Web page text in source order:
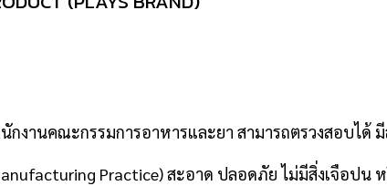
กงานคณะกรรมการอาหารและยา สามารถตรวงสอบ
Practice) สะอาด ปลอดภัย ไม่มีสิ่งเจือป